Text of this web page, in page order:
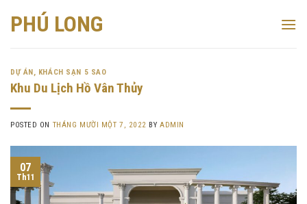
PHÚ LONG
DỰ ÁN, KHÁCH SẠN 5 SAO
Khu Du Lịch Hồ Vân Thủy
POSTED ON THÁNG MƯỜI MỘT 7, 2022 BYADMIN
07
Th11